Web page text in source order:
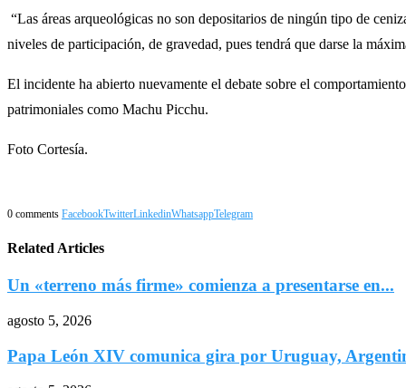
“Las áreas arqueológicas no son depositarios de ningún tipo de
niveles de participación, de gravedad, pues tendrá que darse la
El incidente ha abierto nuevamente el debate sobre el
patrimoniales como Machu Picchu.
Foto Cortesía.
0 comments FacebookTwitterLinkedinWhatsappTelegram
Related Articles
Un «terreno más firme» comienza a presentarse en...
agosto 5, 2026
Papa León XIV comunica gira por Uruguay,